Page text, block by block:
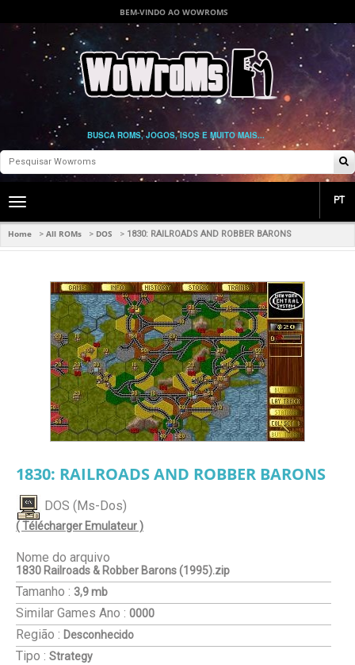
BEM-VINDO AO WOWROMS
BUSCA ROMS, JOGOS, ISOS E MUITO MAIS...
Toggle
navigation
PT
Home > All ROMs > DOS > 1830: RAILROADS AND ROBBER BARONS
1830: RAILROADS AND ROBBER BARONS
DOS (Ms-Dos)
( Télécharger Emulateur )
Nome do arquivo
1830 Railroads & Robber Barons (1995).zip
Tamanho : 3,9 mb
Similar Games Ano : 0000
Região : Desconhecido
Tipo : Strategy